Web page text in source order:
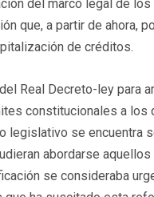
del marco legal de los
que, a partir de ahora,
de créditos.
Real Decreto-ley para
constitucionales a los
legislativo se encuentra
abordarse
se consideraba